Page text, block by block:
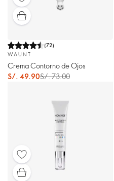
(72)
WAUNT
Crema Contorno de Ojos
S/. 49.90S/. 73.00